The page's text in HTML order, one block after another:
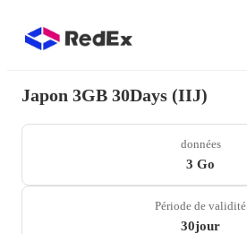
Japon 3GB 30Days (IIJ)
données
3 Go
Période de validité
30jour